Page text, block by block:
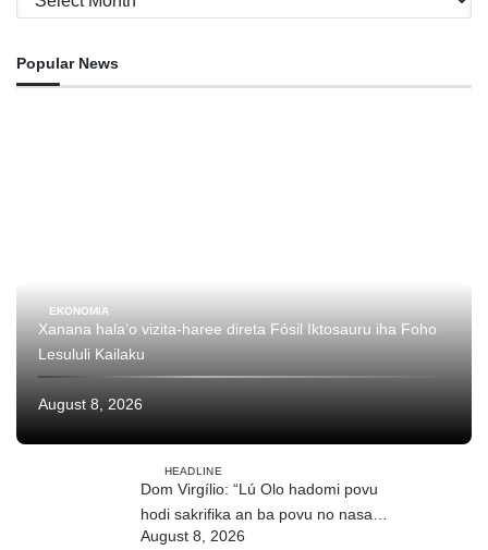
Popular News
EKONOMIA
Xanana hala’o vizita-haree direta Fósil Iktosauru iha Foho
Lesululi Kailaku
August 8, 2026
HEADLINE
Dom Virgílio: “Lú Olo hadomi povu
hodi sakrifika an ba povu no nasaun
ho fuan”
August 8, 2026